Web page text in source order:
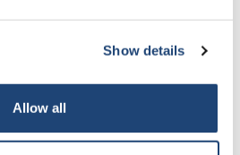
Show details
Allow all
3,3 K.
in sommige soorten batterijen,
transparant voor zichtbaar licht
combinatie mettindioxidevormt